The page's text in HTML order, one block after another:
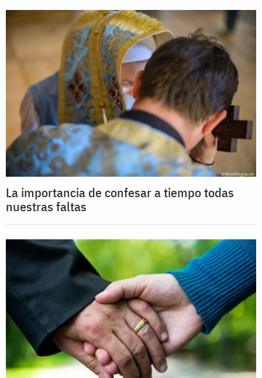
La importancia de confesar a tiempo todas
nuestras faltas